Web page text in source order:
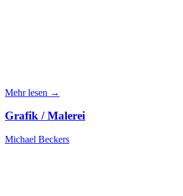
Mehr lesen →
Grafik / Malerei
Michael Beckers